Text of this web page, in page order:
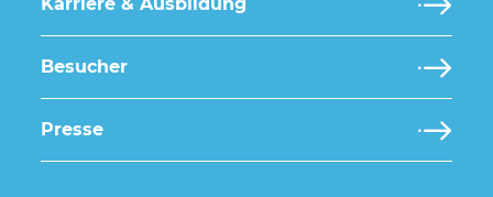
Besucher
Presse